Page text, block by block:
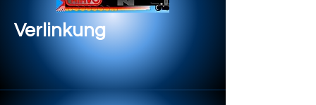
Verlinkung